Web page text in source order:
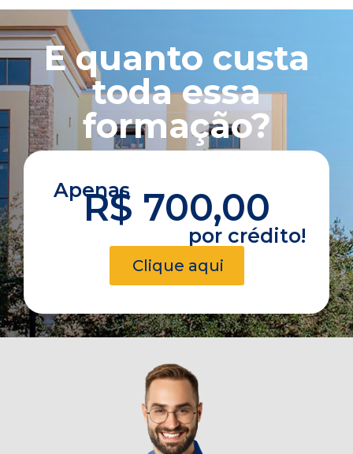
E quanto custa
toda essa
formação?
Apenas
R$ 700,00
por crédito!
Clique aqui